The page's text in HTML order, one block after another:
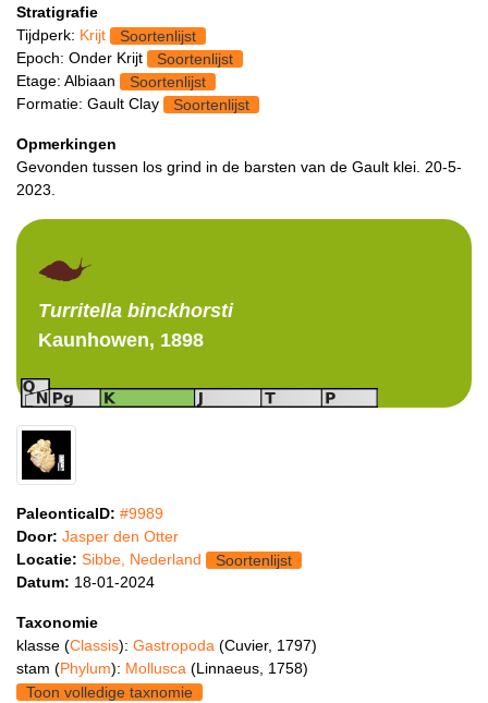
Stratigrafie
Tijdperk: Krijt
Soortenlijst
Epoch: Onder Krijt
Soortenlijst
Etage: Albiaan
Soortenlijst
Formatie: Gault Clay
Soortenlijst
Opmerkingen
Gevonden tussen los grind in de barsten van de Gault klei. 20-5-
2023.
Turritella binckhorsti
Kaunhowen, 1898
PaleonticaID: #9989
Door: Jasper den Otter
Locatie: Sibbe, Nederland
Soortenlijst
Datum: 18-01-2024
Taxonomie
klasse (Classis): Gastropoda (Cuvier, 1797)
stam (Phylum): Mollusca (Linnaeus, 1758)
Toon volledige taxnomie